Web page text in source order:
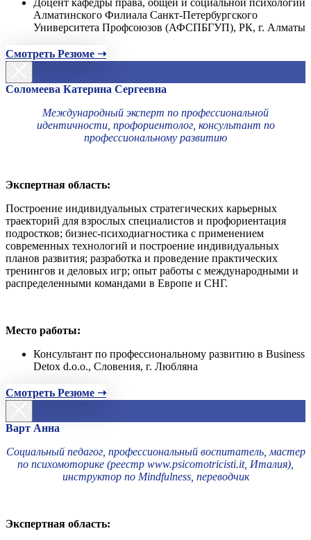
Алматинского Филиала Санкт-Петербургского
Университета Профсоюзов (АФСПБГУП), РК, г. Алматы
Смотреть Резюме ➝
Соломеева Катерина Сергеевна
Международный эксперт по профессиональной
идентичности, профориентолог, консультант по
профессиональному развитию
Экспертная область:
Построение индивидуальных стратегических карьерных
траекторий для взрослых специалистов и профориентация
подростков; бизнес-психодиагностика с применением
современных технологий и построение индивидуальных
планов развития; разработка и проведение практических
тренингов и деловых игр; опыт работы с международными и
распределенными командами в Европе и СНГ.
Место работы:
Консультант по профессиональному развитию в Business
Detox d.o.o., Словения, г. Любляна
Смотреть Резюме ➝
Варт Анна
Социальный педагог, профессиональный воспитатель, мастер
по психомоторике (реестр www.psicomotricisti.it, Италия),
инструктор по Mindfulness, переводчик
Экспертная область: